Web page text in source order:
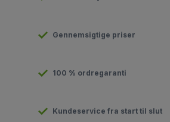
Gennemsigtige priser
100 % ordregaranti
Kundeservice fra start til slut